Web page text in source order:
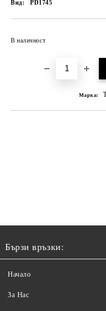
Вид: PD1745
В наличност
Марка:
Бързи връзки:
Начало
За Нас